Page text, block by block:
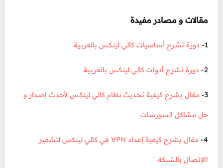
مقالات و مصادر مفيدة
1- دورة تشرح أساسيات كالي لينكس بالعربية
2- دورة تشرح أدوات كالي لينكس بالعربية
3- مقال يشرح كيفية تحديث نظام كالي لينكس لأحدث إصدار و
حل مشاكل السورسات
4- مقال يشرح كيفية إعداد VPN في كالي لينكس لتشفير
االإتصال بالشبكة